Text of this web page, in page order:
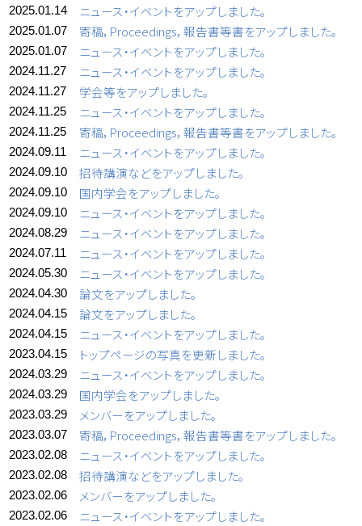
2025.01.14 ニュース・イベントをアップしました。
2025.01.07 寄稿，Proceedings，報告書等書をアップしました。
2025.01.07 ニュース・イベントをアップしました。
2024.11.27 ニュース・イベントをアップしました。
2024.11.27 学会等をアップしました。
2024.11.25 ニュース・イベントをアップしました。
2024.11.25 寄稿，Proceedings，報告書等書をアップしました。
2024.09.11 ニュース・イベントをアップしました。
2024.09.10 招待講演などをアップしました。
2024.09.10 国内学会をアップしました。
2024.09.10 ニュース・イベントをアップしました。
2024.08.29 ニュース・イベントをアップしました。
2024.07.11 ニュース・イベントをアップしました。
2024.05.30 ニュース・イベントをアップしました。
2024.04.30 論文をアップしました。
2024.04.15 論文をアップしました。
2024.04.15 ニュース・イベントをアップしました。
2023.04.15 トップページの写真を更新しました。
2024.03.29 ニュース・イベントをアップしました。
2024.03.29 国内学会をアップしました。
2023.03.29 メンバーをアップしました。
2023.03.07 寄稿，Proceedings，報告書等書をアップしました。
2023.02.08 ニュース・イベントをアップしました。
2023.02.08 招待講演などをアップしました。
2023.02.06 メンバーをアップしました。
2023.02.06 ニュース・イベントをアップしました。